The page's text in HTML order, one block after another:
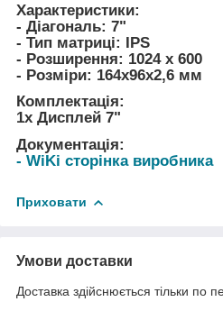
Характеристики:
- Діагональ: 7"
- Тип матриці: IPS
- Розширення: 1024 x 600
- Розміри: 164х96х2,6 мм
Комплектація:
1x Дисплей 7"
Документація:
- WiKi сторінка виробника
Приховати
Умови доставки
Доставка здійснюється тільки по